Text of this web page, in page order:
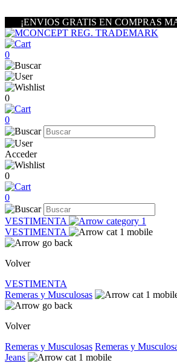
¡ENVIOS GRATIS EN COMPRAS
0
0
0
Acceder
0
0
VESTIMENTA
VESTIMENTA
Volver
VESTIMENTA
Remeras y Musculosas
Volver
Remeras y Musculosas Remeras y
Jeans